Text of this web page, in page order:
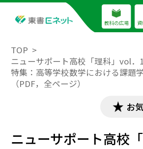
教科の広場 資
TOP
ニューサポート高校「理科」vol．
特集：高等学校数学における課題
（PDF，全ページ）
お
ニューサポート高校「